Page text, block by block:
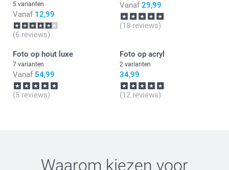
5 varianten
Vanaf 12,99
(6 reviews)
Vanaf 29,99
(18 reviews)
Foto op hout luxe
7 varianten
Vanaf 54,99
(5 reviews)
Foto op acryl
2 varianten
34,99
(12 reviews)
Waarom kiezen voor